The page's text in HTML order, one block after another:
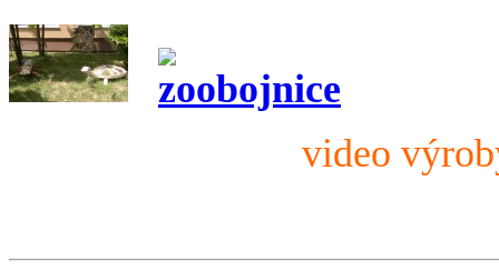
video